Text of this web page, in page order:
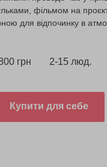
фільмом на
для відпочинку в
грн 2-15 люд.
Купити для себе